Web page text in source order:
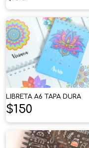
LIBRETA A6 TAPA DURA
$150